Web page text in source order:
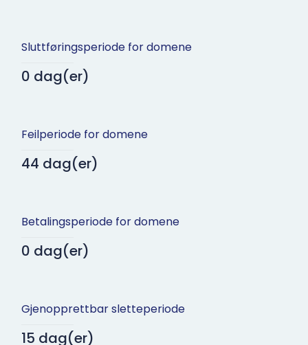
Sluttføringsperiode for domene
0 dag(er)
Feilperiode for domene
44 dag(er)
Betalingsperiode for domene
0 dag(er)
Gjenopprettbar sletteperiode
15 dag(er)